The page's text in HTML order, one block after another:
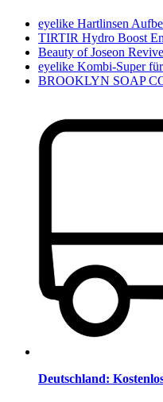
eyelike Hartlinsen
TIRTIR Hydro Boost
Beauty of Joseon
eyelike Kombi-Super
BROOKLYN SOAP
Deutschland: